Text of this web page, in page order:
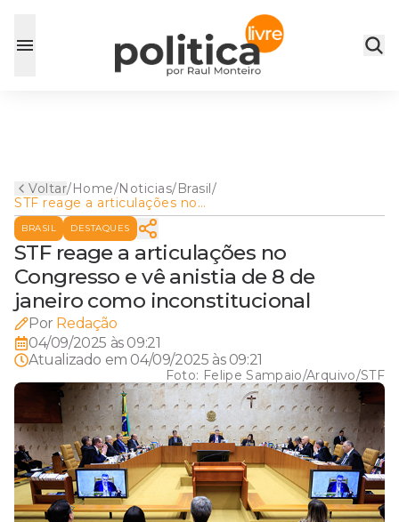
Voltar/Home/Noticias/Brasil/
STF reage a articulações no
Congresso e vê anistia de 8
de janeiro como
inconstitucional
BRASIL DESTAQUES
STF reage a articulações no
Congresso e vê anistia de 8 de
janeiro como inconstitucional
Por Redação
04/09/2025 às 09:21
Atualizado em 04/09/2025 às 09:21
Foto: Felipe Sampaio/Arquivo/STF